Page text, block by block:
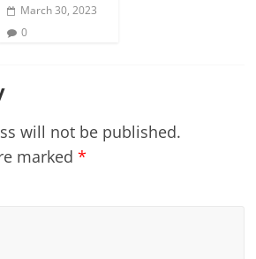
March 30, 2023
0
will not be published.
marked*